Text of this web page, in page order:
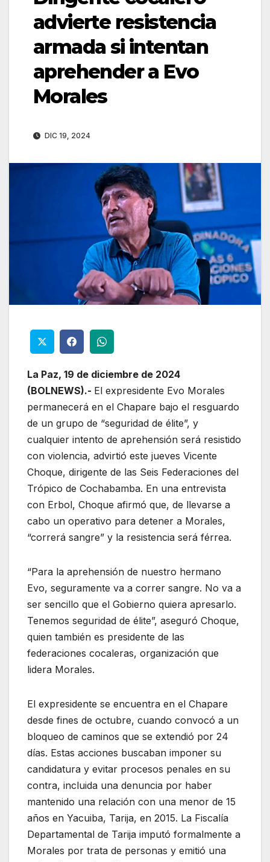
advierte resistencia
armada si intentan
aprehender a Evo
Morales
DIC 19, 2024
La Paz, 19 de diciembre de 2024
(BOLNEWS).- El expresidente Evo Morales
permanecerá en el Chapare bajo el resguardo
de un grupo de “seguridad de élite”, y
cualquier intento de aprehensión será resistido
con violencia, advirtió este jueves Vicente
Choque, dirigente de las Seis Federaciones del
Trópico de Cochabamba. En una entrevista
con Erbol, Choque afirmó que, de llevarse a
cabo un operativo para detener a Morales,
“correrá sangre” y la resistencia será férrea.
“Para la aprehensión de nuestro hermano
Evo, seguramente va a correr sangre. No va a
ser sencillo que el Gobierno quiera apresarlo.
Tenemos seguridad de élite”, aseguró Choque,
quien también es presidente de las
federaciones cocaleras, organización que
lidera Morales.
El expresidente se encuentra en el Chapare
desde fines de octubre, cuando convocó a un
bloqueo de caminos que se extendió por 24
días. Estas acciones buscaban imponer su
candidatura y evitar procesos penales en su
contra, incluida una denuncia por haber
mantenido una relación con una menor de 15
años en Yacuiba, Tarija, en 2015. La Fiscalía
Departamental de Tarija imputó formalmente a
Morales por trata de personas y emitió una